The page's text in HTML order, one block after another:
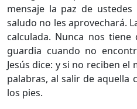
mensaje la paz de
saludo no les aprovechará.
calculada. Nunca nos
guardia cuando no
Jesús dice: y si no reciben el
palabras, al salir de aquella
los pies.